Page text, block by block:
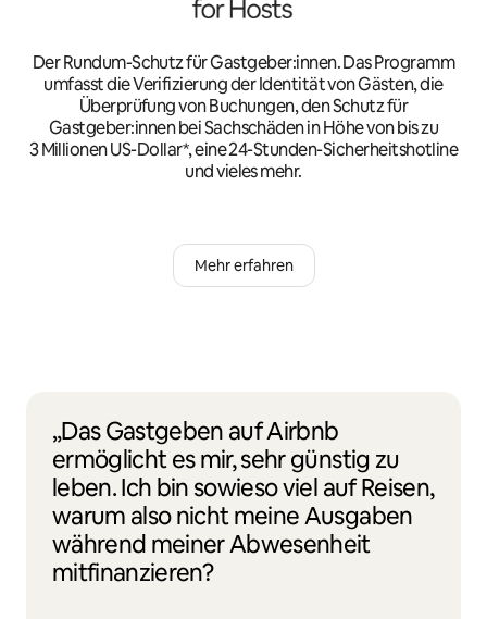
Der Rundum-Schutz für Gastgeber:innen. Das Programm
umfasst die Verifizierung der Identität von Gästen, die
Überprüfung von Buchungen, den Schutz für
Gastgeber:innen bei Sachschäden in Höhe von bis zu
3 Millionen US-Dollar*, eine 24-Stunden-Sicherheitshotline
und vieles mehr.
Mehr erfahren
„Das Gastgeben auf Airbnb
ermöglicht es mir, sehr günstig zu
leben. Ich bin sowieso viel auf Reisen,
warum also nicht meine Ausgaben
während meiner Abwesenheit
mitfinanzieren?